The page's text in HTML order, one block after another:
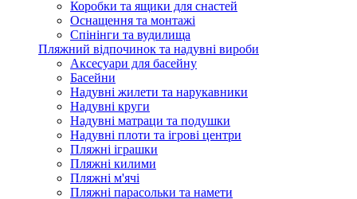
Коробки та ящики для снастей
Оснащення та монтажі
Спінінги та вудилища
Пляжний відпочинок та надувні вироби
Аксесуари для басейну
Басейни
Надувні жилети та нарукавники
Надувні круги
Надувні матраци та подушки
Надувні плоти та ігрові центри
Пляжні іграшки
Пляжні килими
Пляжні м'ячі
Пляжні парасольки та намети